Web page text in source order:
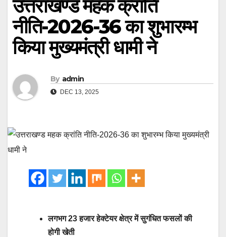
उत्तराखण्ड महक क्रांति
नीति-2026-36 का शुभारम्भ
किया मुख्यमंत्री धामी ने
By admin
DEC 13, 2025
लगभग 23 हजार हेक्टेयर क्षेत्र में सुगंधित फसलों की
होगी खेती